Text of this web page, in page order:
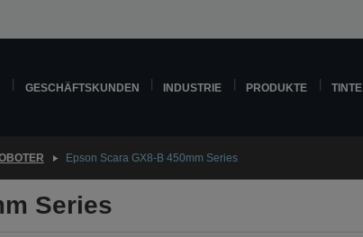
GESCHÄFTSKUNDEN INDUSTRIE PRODUKTE TINTE
Epson Scara GX8-B 450mm Series
Series